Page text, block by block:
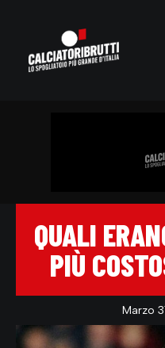
QUALI
PIÙ
Marzo